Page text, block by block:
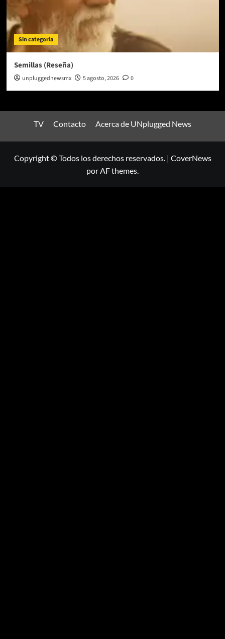
Sin categoría
Semillas (Reseña)
unpluggednewsmx 5 agosto, 2026 0
TV Contacto Acerca de UNplugged News
Copyright © Todos los derechos reservados. | CoverNews
por AF themes.